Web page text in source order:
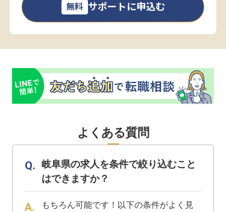
無料 サポートに申込む
よくある質問
岐阜県の求人を条件で絞り込むこと
はできますか？
もちろん可能です！以下の条件がよく見